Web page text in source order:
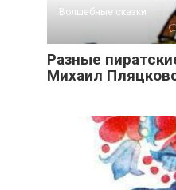
Волшебные сказки
Разные
Михаил